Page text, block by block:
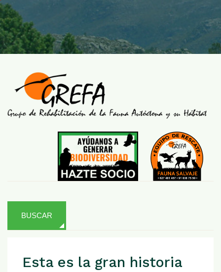
BUSCAR
Esta es la gran historia